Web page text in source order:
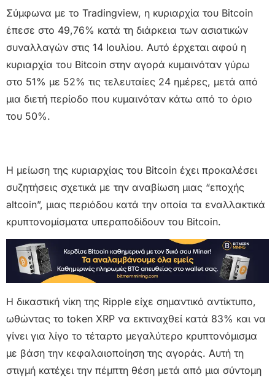
Σύμφωνα με το Tradingview, η κυριαρχία του Bitcoin
έπεσε στο 49,76% κατά τη διάρκεια των ασιατικών
συναλλαγών στις 14 Ιουλίου. Αυτό έρχεται αφού η
κυριαρχία του Bitcoin στην αγορά κυμαινόταν γύρω
στο 51% με 52% τις τελευταίες 24 ημέρες, μετά από
μια διετή περίοδο που κυμαινόταν κάτω από το όριο
του 50%.
Η μείωση της κυριαρχίας του Bitcoin έχει προκαλέσει
συζητήσεις σχετικά με την αναβίωση μιας “εποχής
altcoin”, μιας περιόδου κατά την οποία τα εναλλακτικά
κρυπτονομίσματα υπεραποδίδουν του Bitcoin.
Η δικαστική νίκη της Ripple είχε σημαντικό αντίκτυπο,
ωθώντας το token XRP να εκτιναχθεί κατά 83% και να
γίνει για λίγο το τέταρτο μεγαλύτερο κρυπτονόμισμα
με βάση την κεφαλαιοποίηση της αγοράς. Αυτή τη
στιγμή κατέχει την πέμπτη θέση μετά από μια σύντομη